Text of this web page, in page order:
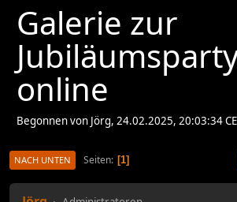
Galerie zur
online
Begonnen von Jörg, 24.02.2025, 20:03:34
NACH UNTEN Seiten 1